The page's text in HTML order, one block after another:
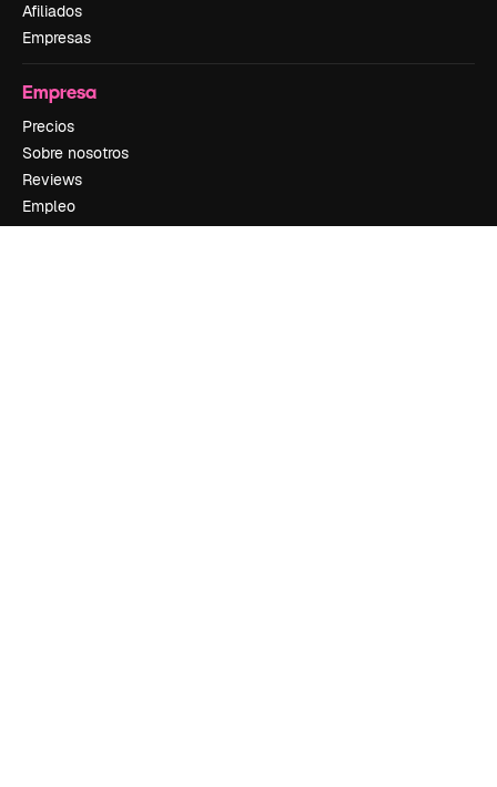
Afiliados
Empresas
Empresa
Precios
Sobre nosotros
Reviews
Empleo
Tendencias de búsqueda